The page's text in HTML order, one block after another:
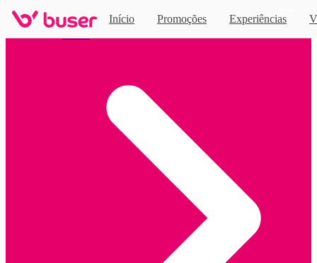
Início Promoções Experiências